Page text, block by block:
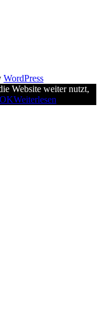
WordPress
Website weiter nutzt,
OKWeiterlesen